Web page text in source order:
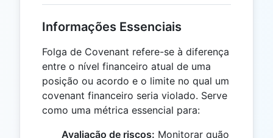
Informações Essenciais
Folga de Covenant refere-se à diferença
entre o nível financeiro atual de uma
posição ou acordo e o limite no qual um
covenant financeiro seria violado. Serve
como uma métrica essencial para:
Avaliação de riscos: Monitorar quão